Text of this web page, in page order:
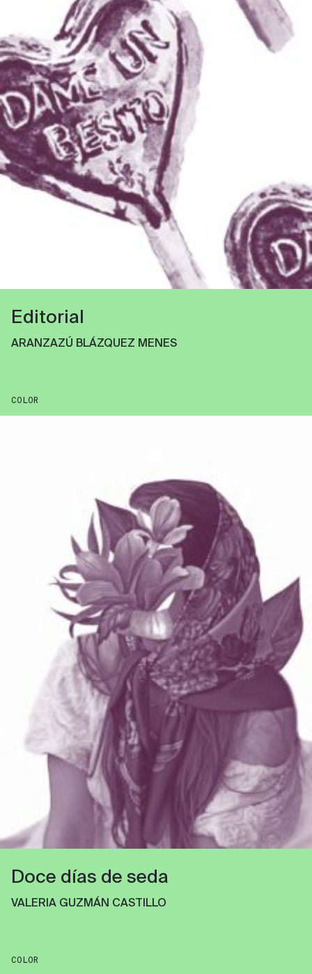
Editorial
ARANZAZÚ BLÁZQUEZ MENES
COLOR
Doce días de seda
VALERIA GUZMÁN CASTILLO
COLOR